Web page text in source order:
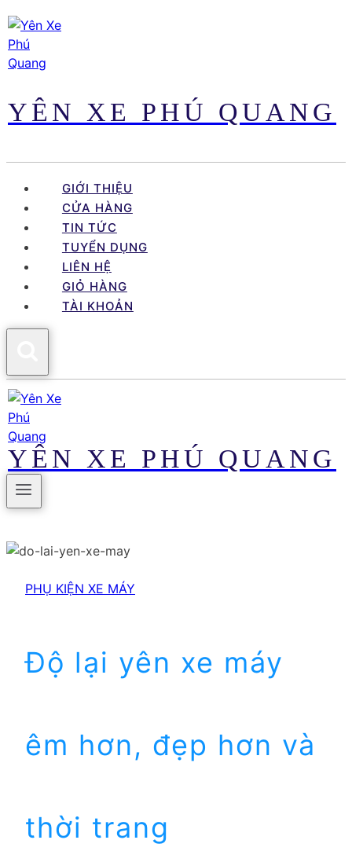
Skip
content
YÊN XE PHÚ QUANG
GIỚI THIỆU
CỬA HÀNG
TIN TỨC
TUYỂN DỤNG
LIÊN HỆ
GIỎ HÀNG
TÀI KHOẢN
YÊN XE PHÚ QUANG
PHỤ KIỆN XE MÁY
Độ lại yên xe máy
êm hơn, đẹp hơn và
thời trang